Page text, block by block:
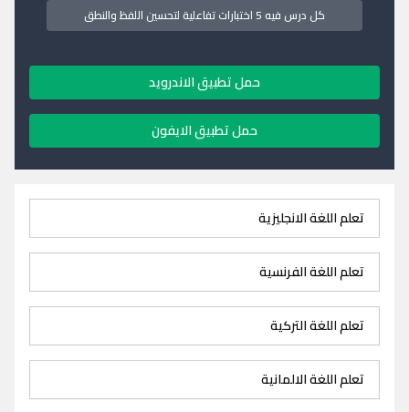
كل درس فيه 5 اختبارات تفاعلية لتحسين اللفظ والنطق
حمل تطبيق الاندرويد
حمل تطبيق الايفون
تعلم اللغة الانجليزية
تعلم اللغة الفرنسية
تعلم اللغة التركية
تعلم اللغة الالمانية